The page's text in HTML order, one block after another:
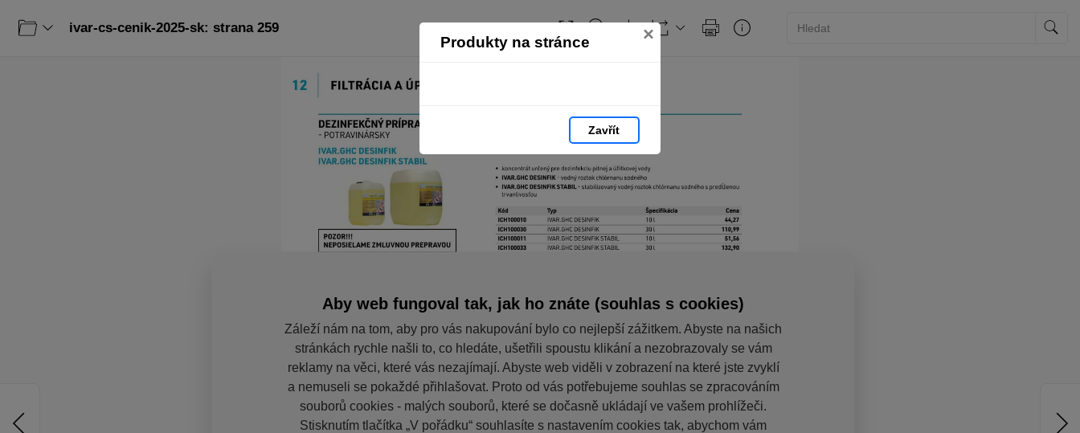
Produkty na stránce ×
Zavřít
ivar-cs-cenik-2025-sk: strana 259
Aby web fungoval tak, jak ho znáte (souhlas s cookies)
Záleží nám na tom, aby pro vás nakupování bylo co nejlepší zážitkem. Abyste na našich
stránkách rychle našli to, co hledáte, ušetřili spoustu klikání a nezobrazovaly se vám
reklamy na věci, které vás nezajímají. Abyste web viděli v zobrazení na které jste zvyklí
a nemuseli se pokaždé přihlašovat. Proto od vás potřebujeme souhlas se zpracováním
souborů cookies - malých souborů, které se dočasně ukládají ve vašem prohlížeči.
Stisknutím tlačítka „V pořádku“ souhlasíte s nastavením cookies tak, abychom vám